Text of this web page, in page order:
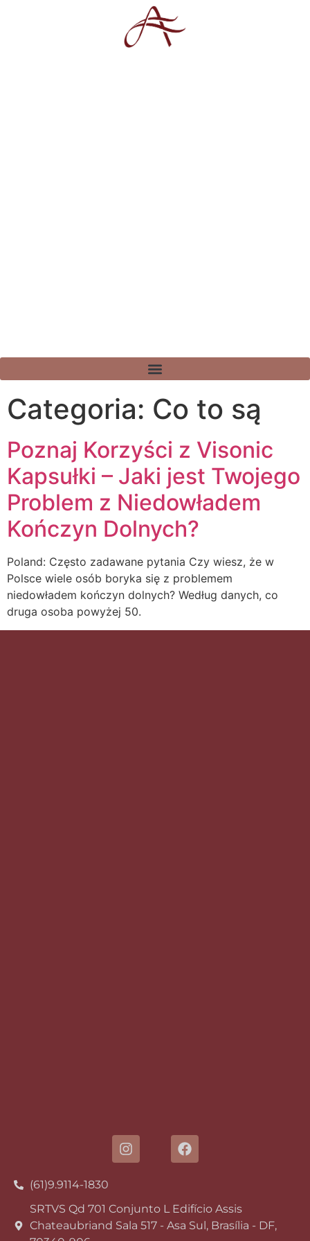
Categoria: Co to są
Poznaj Korzyści z Visonic
Kapsułki – Jaki jest Twojego
Problem z Niedowładem
Kończyn Dolnych?
Poland: Często zadawane pytania Czy wiesz, że w
Polsce wiele osób boryka się z problemem
niedowładem kończyn dolnych? Według danych, co
druga osoba powyżej 50.
(61)9.9114-1830
SRTVS Qd 701 Conjunto L Edifício Assis
Chateaubriand Sala 517 - Asa Sul, Brasília - DF,